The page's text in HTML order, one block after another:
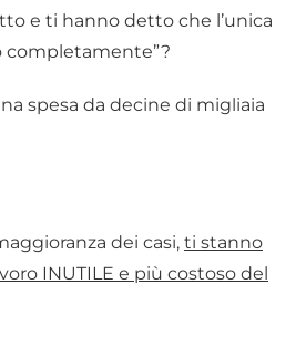
e ti hanno detto che l’unica
completamente”?
spesa da decine di migliaia
dei casi, ti stanno
INUTILE e più costoso del